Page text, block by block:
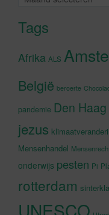
Tags
Afrika ALS
België beroerte
pandemie Den Haag
jezus
Mensenhandel
onderwijs pesten Pi
rotterdam
UNESCO